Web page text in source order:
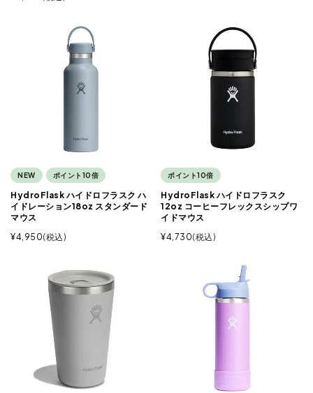
NEW ポイント10倍
HydroFlask ハイドロフラスク ハ
イドレーション18oz スタンダード
マウス
¥4,950 税込
ポイント10倍
HydroFlask ハイドロフラスク
12oz コーヒーフレックスシップワ
イドマウス
¥4,730 税込